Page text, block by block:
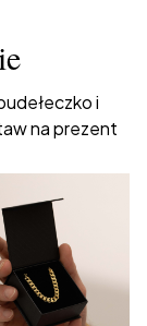
i
na prezent